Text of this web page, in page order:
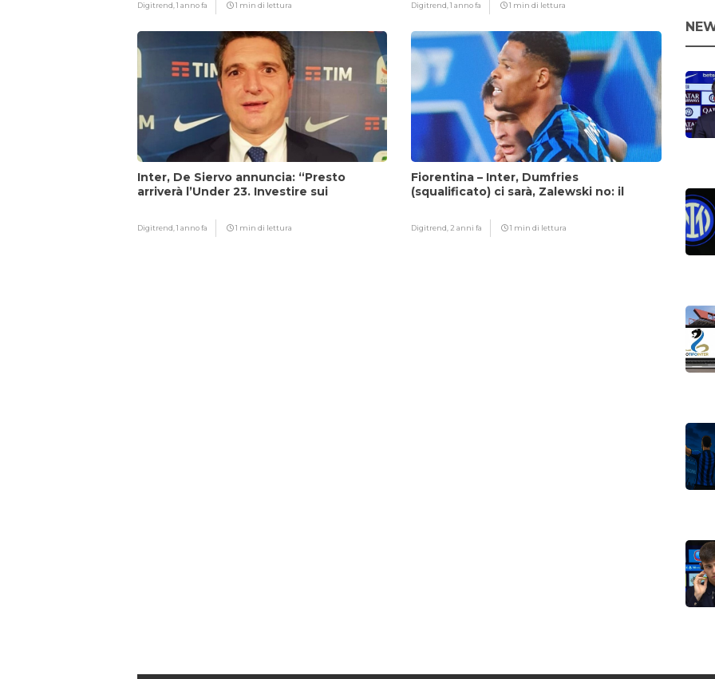
Digitrend,1 anno fa 1 min di lettura Digitrend,1 anno fa 1 min di lettura
Inter, De Siervo annuncia: “Presto
arriverà l’Under 23. Investire sui
Digitrend,1 anno fa 1 min di lettura
Fiorentina – Inter, Dumfries
(squalificato) ci sarà, Zalewski no: il
Digitrend,2 anni fa 1 min di lettura